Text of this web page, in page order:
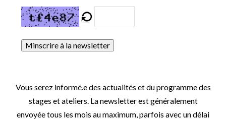
Minscrire à la newsletter
Vous serez informé.e des actualités et du programme des
stages et ateliers. La newsletter est généralement
envoyée tous les mois au maximum, parfois avec un délai